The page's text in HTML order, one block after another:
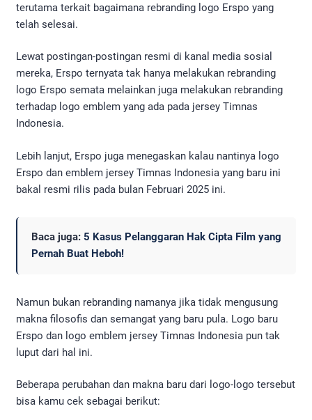
terutama terkait bagaimana rebranding logo Erspo yang
telah selesai.
Lewat postingan-postingan resmi di kanal media sosial
mereka, Erspo ternyata tak hanya melakukan rebranding
logo Erspo semata melainkan juga melakukan rebranding
terhadap logo emblem yang ada pada jersey Timnas
Indonesia.
Lebih lanjut, Erspo juga menegaskan kalau nantinya logo
Erspo dan emblem jersey Timnas Indonesia yang baru ini
bakal resmi rilis pada bulan Februari 2025 ini.
Baca juga: 5 Kasus Pelanggaran Hak Cipta Film yang
Pernah Buat Heboh!
Namun bukan rebranding namanya jika tidak mengusung
makna filosofis dan semangat yang baru pula. Logo baru
Erspo dan logo emblem jersey Timnas Indonesia pun tak
luput dari hal ini.
Beberapa perubahan dan makna baru dari logo-logo tersebut
bisa kamu cek sebagai berikut: